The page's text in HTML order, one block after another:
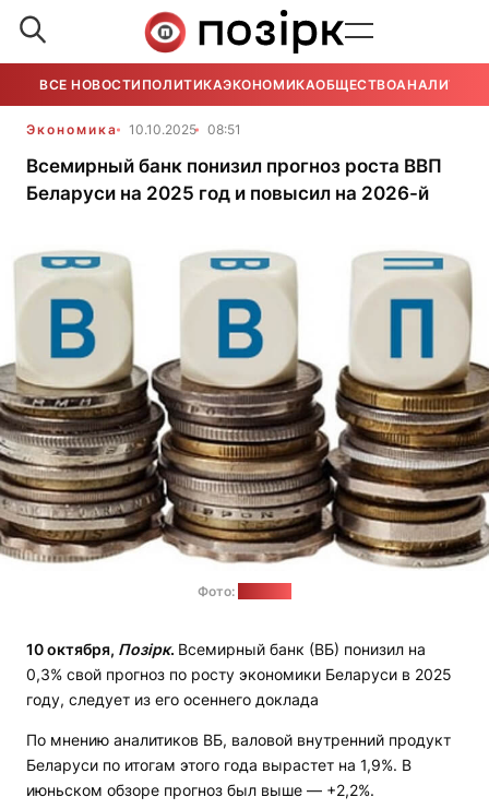
ВСЕ НОВОСТИ ПОЛИТИКАЭКОНОМИКАОБЩЕСТВОАНАЛИТИКА
Экономика 10.10.2025 08:51
Всемирный банк понизил прогноз роста ВВП
Беларуси на 2025 год и повысил на 2026-й
Фото:
10 октября, Позірк. Всемирный банк (ВБ) понизил на
0,3% свой прогноз по росту экономики Беларуси в 2025
году, следует из его осеннего доклада
По мнению аналитиков ВБ, валовой внутренний продукт
Беларуси по итогам этого года вырастет на 1,9%. В
июньском обзоре прогноз был выше — +2,2%.